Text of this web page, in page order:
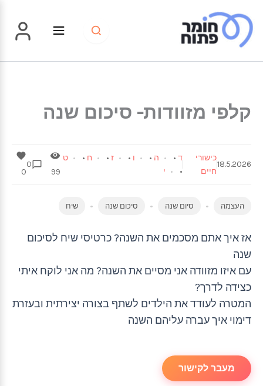
לתוכן
קלפי מזוודות- סיכום שנה
18.5.2026
כישורי
חיים
ד• ה • ו • ז• ח •
ט
•
י 99
0
0
העצמה סיום שנה סיכום שנה שיח
אז איך אתם מסכמים את השנה? כרטיסי שיח לסיכום
שנה
עם איזו מזוודה אני מסיים את השנה? מה אני לוקח איתי
כצידה לדרך?
המטרה לעודד את הילדים לשתף בצורה יצירתית ובעזרת
דימוי איך עברה עליהם השנה
מעבר לקישור